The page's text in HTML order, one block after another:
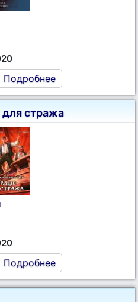
Подробнее
стража
Подробнее